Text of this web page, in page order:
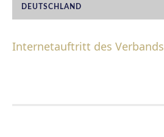
DEUTSCHLAND
Internetauftritt des Verbands